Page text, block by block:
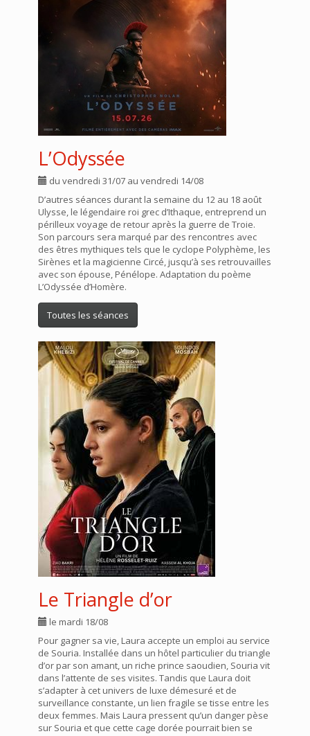
L’Odyssée
du vendredi 31/07 au vendredi 14/08
D’autres séances durant la semaine du 12 au 18 août
Ulysse, le légendaire roi grec d’Ithaque, entreprend un
périlleux voyage de retour après la guerre de Troie.
Son parcours sera marqué par des rencontres avec
des êtres mythiques tels que le cyclope Polyphème, les
Sirènes et la magicienne Circé, jusqu’à ses retrouvailles
avec son épouse, Pénélope. Adaptation du poème
L’Odyssée d’Homère.
Toutes les séances
Le Triangle d’or
le mardi 18/08
Pour gagner sa vie, Laura accepte un emploi au service
de Souria. Installée dans un hôtel particulier du triangle
d’or par son amant, un riche prince saoudien, Souria vit
dans l’attente de ses visites. Tandis que Laura doit
s’adapter à cet univers de luxe démesuré et de
surveillance constante, un lien fragile se tisse entre les
deux femmes. Mais Laura pressent qu’un danger pèse
sur Souria et que cette cage dorée pourrait bien se